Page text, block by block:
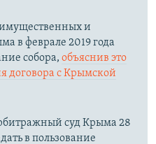
и
в феврале 2019 года
собора, объяснив это
договора с Крымской
суд Крыма 28
в пользование